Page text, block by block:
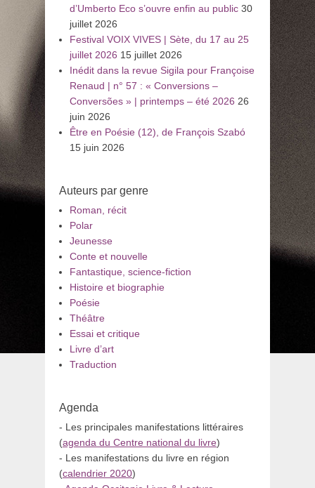
d’Umberto Eco s’ouvre enfin au public 30
juillet 2026
Festival VOIX VIVES | Sète, du 17 au 25
juillet 2026 15 juillet 2026
Inédit dans la revue Sigila pour Françoise
Renaud | n° 57 : « Conversions –
Conversões » | printemps – été 2026 26
juin 2026
Être en Poésie (12), de François Szabó
15 juin 2026
Auteurs par genre
Roman, récit
Polar
Jeunesse
Conte et nouvelle
Fantastique, science-fiction
Histoire et biographie
Poésie
Théâtre
Essai et critique
Livre d’art
Traduction
Agenda
- Les principales manifestations littéraires
(agenda du Centre national du livre)
- Les manifestations du livre en région
(calendrier 2020)